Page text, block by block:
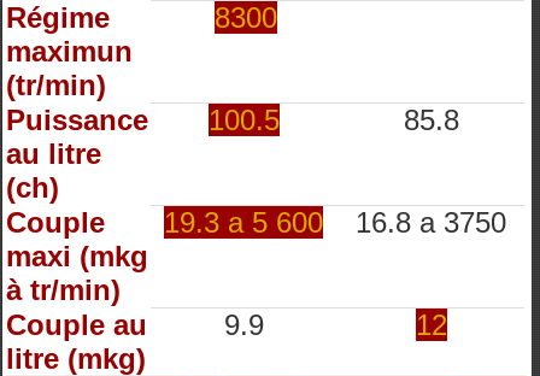
Régime
maximun
(tr/min)
8300
Puissance
au litre
(ch)
100.5 85.8
Couple
maxi (mkg
à tr/min)
19.3 a 5 600 16.8 a 3750
Couple au
litre (mkg)
9.9 12